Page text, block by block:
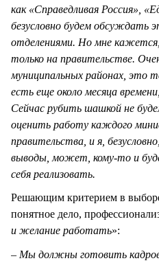
как «Справедливая Россия»,
безусловно будем обсуждать
отделениями. Но мне
только на правительстве.
муниципальных районах, это
есть еще около месяца
Сейчас рубить шашкой не
оценить работу каждого
правительства, и я,
выводы, может, кому-то и
себя реализовать.
Решающим критерием в
понятное дело,
и желание работать»:
– Мы должны готовить